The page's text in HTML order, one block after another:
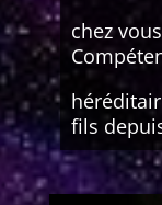
chez
fils